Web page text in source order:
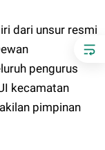
dari unsur resmi
pengurus
kecamatan
pimpinan